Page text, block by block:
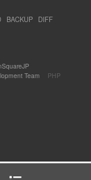
BACKUP
DIFF
Team PHP